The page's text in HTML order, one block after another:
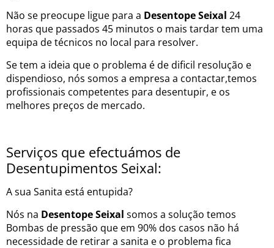
Não se preocupe ligue para a Desentope Seixal 24
horas que passados 45 minutos o mais tardar tem uma
equipa de técnicos no local para resolver.
Se tem a ideia que o problema é de dificil resolução e
dispendioso, nós somos a empresa a contactar,temos
profissionais competentes para desentupir, e os
melhores preços de mercado.
Serviços que efectuámos de
Desentupimentos Seixal:
A sua Sanita está entupida?
Nós na Desentope Seixal somos a solução temos
Bombas de pressão que em 90% dos casos não há
necessidade de retirar a sanita e o problema fica